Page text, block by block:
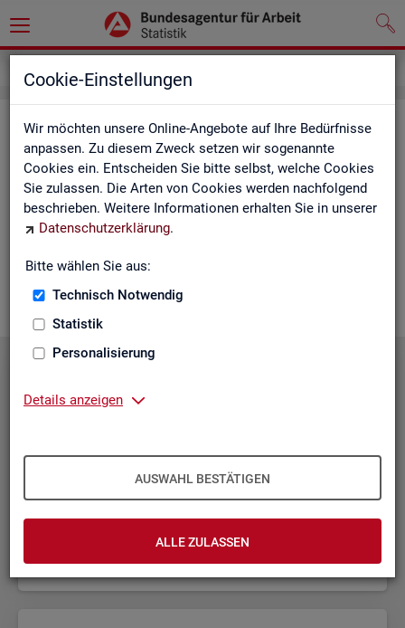
Cookie-Einstellungen
Wir möchten unsere Online-Angebote auf Ihre Bedürfnisse
anpassen. Zu diesem Zweck setzen wir sogenannte
Cookies ein. Entscheiden Sie bitte selbst, welche Cookies
Sie zulassen. Die Arten von Cookies werden nachfolgend
beschrieben. Weitere Informationen erhalten Sie in unserer
Datenschutzerklärung.
Bitte wählen Sie aus:
Technisch Notwendig
Statistik
Personalisierung
Details anzeigen
AUSWAHL BESTÄTIGEN
ALLE ZULASSEN
Sta­tis­ti­ken nach Re­gio­nen
Auf den fol­gen­den Sei­ten fin­den Sie Land­kar­ten und Ta­bel­len
mit den wich­tigs­ten ak­tu­el­len Eck­wer­ten zum Ar­beits- und
Aus­bil­dungs­markt. Über die Land­kar­ten ge­lan­gen Sie zu den
ent­spre­chen­den Zah­len für die von Ihnen ge­wünsch­te Re­gi­on.
grund-In­for­ma­tio­nen zu den re­gio­na­len Glie­de­run­gen zu­sam­
men­ge­stellt.
Bund, Län­der und Krei­se
Politische Gebietsstruktur